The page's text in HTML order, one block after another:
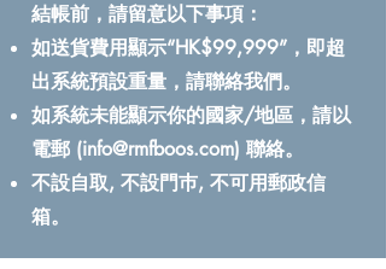
結帳前，請留意以下事項：
如送貨費用顯示“HK$99,999”，即超
出系統預設重量，請聯絡我們。
如系統未能顯示你的國家/地區，請以
電郵 (info@rmfboos.com) 聯絡。
不設自取, 不設門巿, 不可用郵政信
箱。